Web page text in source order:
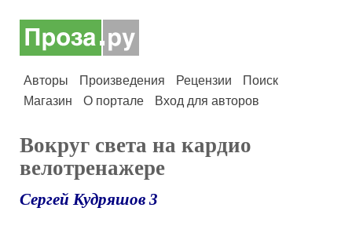
Авторы Произведения Рецензии
Поиск
Магазин
О портале Вход для авторов
Вокруг света на кардио
велотренажере
Сергей Кудряшов 3